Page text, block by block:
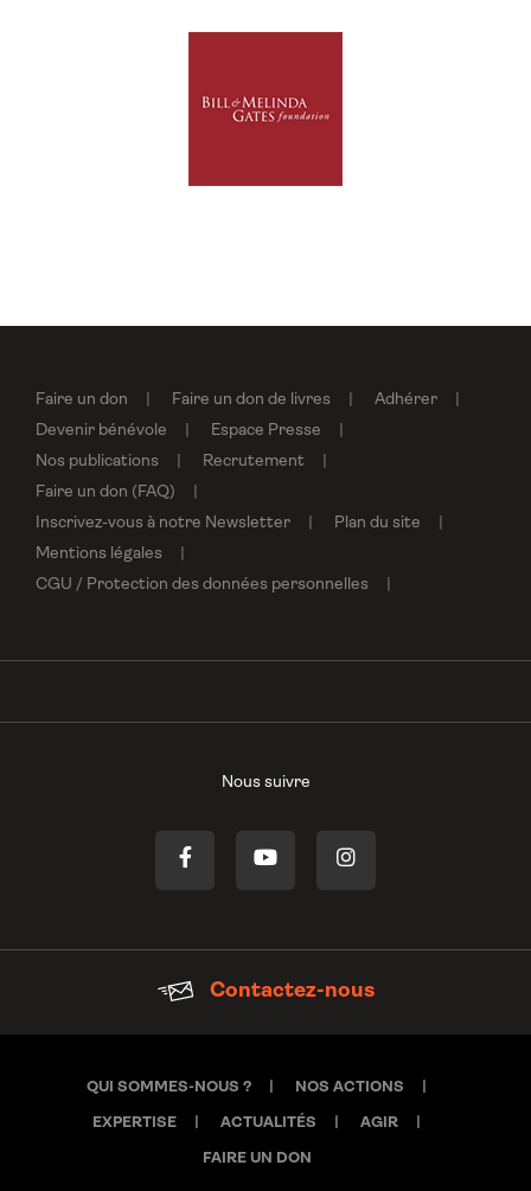
Faire un don Faire un don de livres
Adhérer
Devenir bénévole
Espace Presse
Nos publications
Recrutement
Faire un don (FAQ)
Inscrivez-vous à notre Newsletter
Plan du site
Mentions légales
CGU / Protection des données personnelles
Nous suivre
Contactez-nous
QUI SOMMES-NOUS ? NOS ACTIONS
EXPERTISE ACTUALITÉS AGIR
FAIRE UN DON